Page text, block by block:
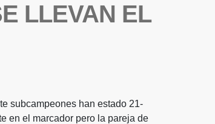
LLEVAN EL
subcampeones han estado 21-
en el marcador pero la pareja de